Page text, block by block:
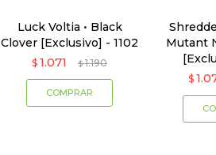
Luck Voltia • Black
Clover [Exclusivo] - 1102
$ 1.071 $ 1.190
Mutant
$